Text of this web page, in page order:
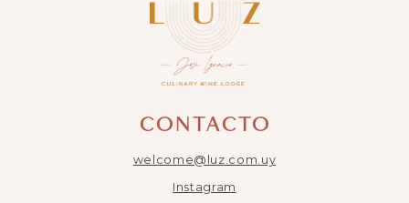
CONTACTO
welcome@luz.com.uy
Instagram